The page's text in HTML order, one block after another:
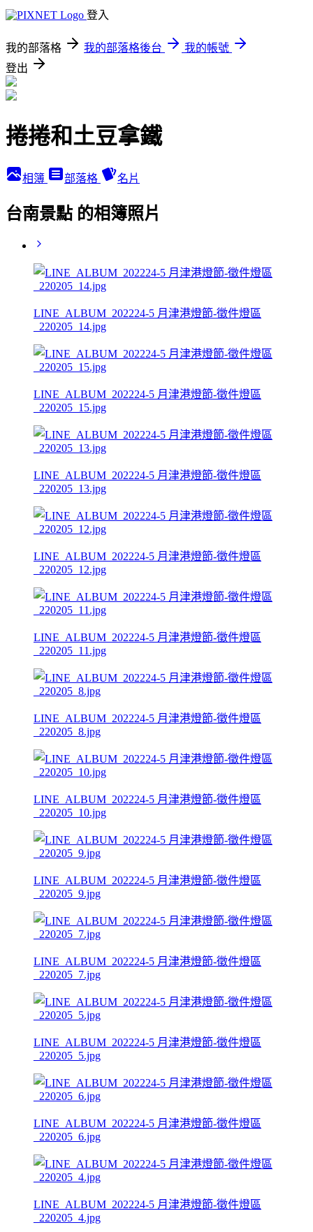
登入
我的部落格 我的部落格後台
我的帳號
登出
捲捲和土豆拿鐵
相簿 部落格 名片
台南景點 的相簿照片
LINE_ALBUM_202224-5 月津港燈節-徵件燈區
_220205_14.jpg
LINE_ALBUM_202224-5 月津港燈節-徵件燈區
_220205_15.jpg
LINE_ALBUM_202224-5 月津港燈節-徵件燈區
_220205_13.jpg
LINE_ALBUM_202224-5 月津港燈節-徵件燈區
_220205_12.jpg
LINE_ALBUM_202224-5 月津港燈節-徵件燈區
_220205_11.jpg
LINE_ALBUM_202224-5 月津港燈節-徵件燈區
_220205_8.jpg
LINE_ALBUM_202224-5 月津港燈節-徵件燈區
_220205_10.jpg
LINE_ALBUM_202224-5 月津港燈節-徵件燈區
_220205_9.jpg
LINE_ALBUM_202224-5 月津港燈節-徵件燈區
_220205_7.jpg
LINE_ALBUM_202224-5 月津港燈節-徵件燈區
_220205_5.jpg
LINE_ALBUM_202224-5 月津港燈節-徵件燈區
_220205_6.jpg
LINE_ALBUM_202224-5 月津港燈節-徵件燈區
_220205_4.jpg